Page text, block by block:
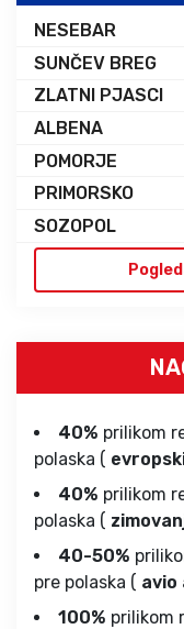
NESEBAR
SUNČEV BREG
ZLATNI PJASCI
ALBENA
POMORJE
PRIMORSKO
SOZOPOL
40% prilikom
polaska (
40% prilikom
polaska (
40-50%
pre polaska ( avio
100% prilikom